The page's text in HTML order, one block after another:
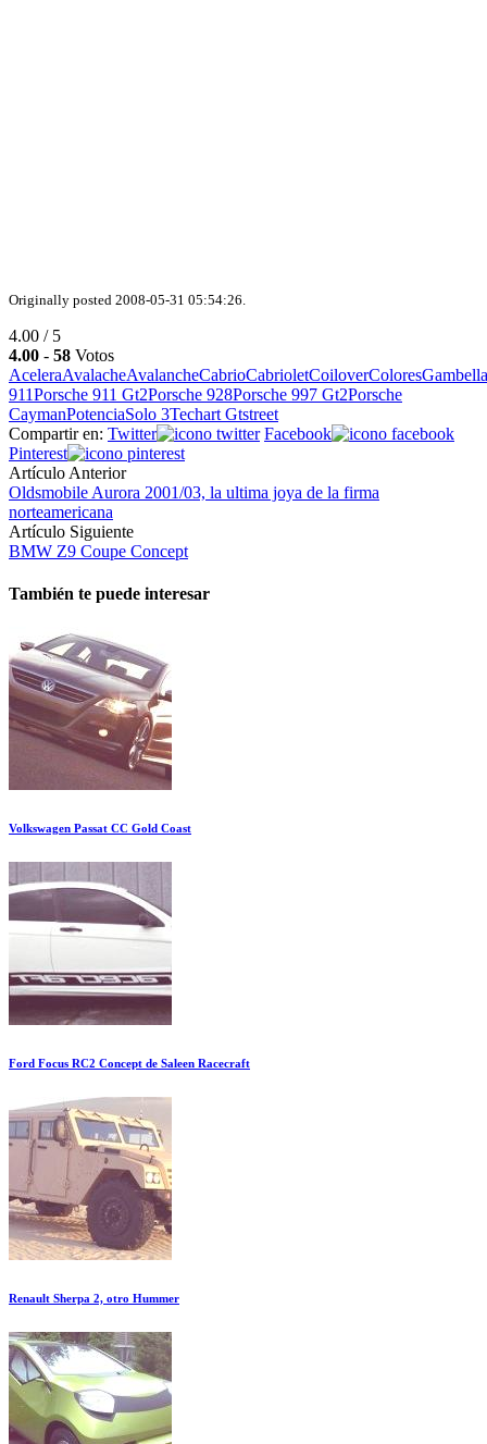
Originally posted 2008-05-31 05:54:26.
4.00 / 5
4.00 - 58 Votos
AceleraAvalacheAvalancheCabrioCabrioletCoiloverColoresGambella
911Porsche 911 Gt2Porsche 928Porsche 997 Gt2Porsche
CaymanPotenciaSolo 3Techart Gtstreet
Compartir en: Twitter
Facebook
Pinterest
Artículo Anterior
Oldsmobile Aurora 2001/03, la ultima joya de la firma
norteamericana
Artículo Siguiente
BMW Z9 Coupe Concept
También te puede interesar
Volkswagen Passat CC Gold Coast
Ford Focus RC2 Concept de Saleen Racecraft
Renault Sherpa 2, otro Hummer